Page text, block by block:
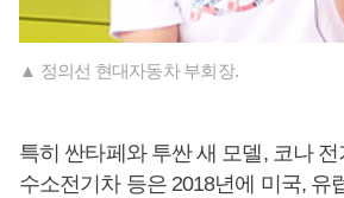
▲ 정의선 현대자동차 부회장.
특히 싼타페와 투싼 새 모델, 코나
수소전기차 등은 2018년에 미국, 유